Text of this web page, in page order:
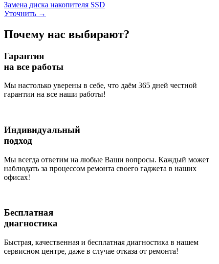
Замена диска накопителя SSD
Уточнить →
Почему нас выбирают?
Гарантия
на все работы
Мы настолько уверены в себе, что даём 365 дней честной
гарантии на все наши работы!
Индивидуальный
подход
Мы всегда ответим на любые Ваши вопросы. Каждый может
наблюдать за процессом ремонта своего гаджета в наших
офисах!
Бесплатная
диагностика
Быстрая, качественная и бесплатная диагностика в нашем
сервисном центре, даже в случае отказа от ремонта!